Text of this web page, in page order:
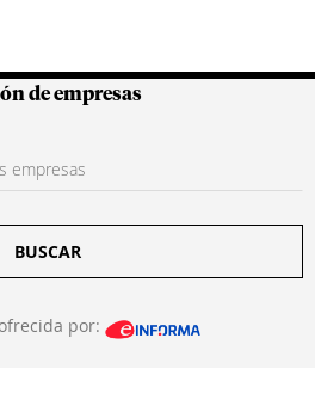
Colombianas
de empresas
BUSCAR
por: